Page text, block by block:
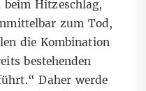
Hitzeschlag,
zum Tod,
die Kombination
bestehenden
Daher werde